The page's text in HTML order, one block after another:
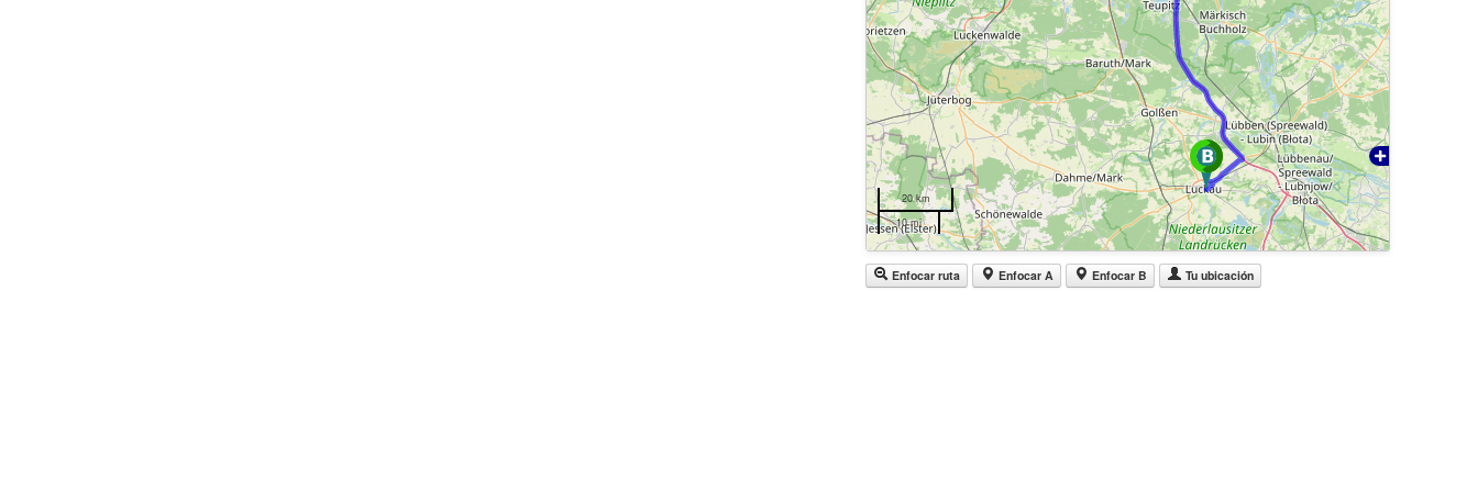
20 km
10 mi
Enfocar ruta Enfocar A Enfocar B Tu ubicación